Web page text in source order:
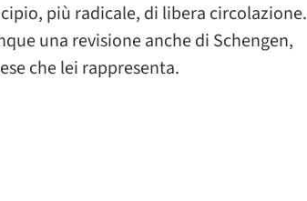
più radicale, di libera circolazione.
una revisione anche di Schengen,
che lei rappresenta.